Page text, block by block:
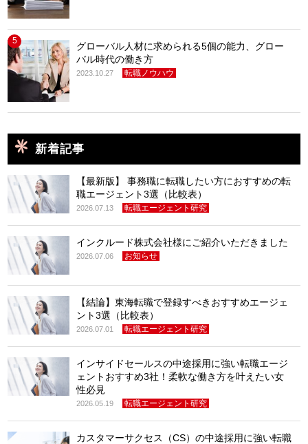
5
グローバル人材に求められる5個の能力、グロー
バル時代の働き方
2023.10.27 転職ノウハウ
新着記事
【最新版】 事務職に転職したい方におすすめの転
職エージェント3選（比較表）
2026.07.13 転職エージェント研究
インクルード株式会社様にご紹介いただきました
2026.07.06 お知らせ
【結論】東海転職で登録すべきおすすめエージェ
ント3選（比較表）
2026.07.01 転職エージェント研究
インサイドセールスの中途採用に強い転職エージ
ェントおすすめ3社！柔軟な働き方を叶えたい女
性必見
2026.05.19 転職エージェント研究
カスタマーサクセス（CS）の中途採用に強い転職